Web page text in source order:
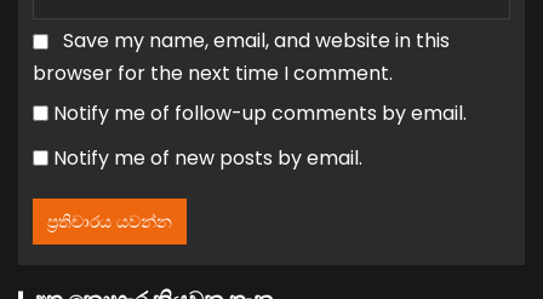
Save my name, email, and website in this
browser for the next time I comment.
Notify me of follow-up comments by email.
Notify me of new posts by email.